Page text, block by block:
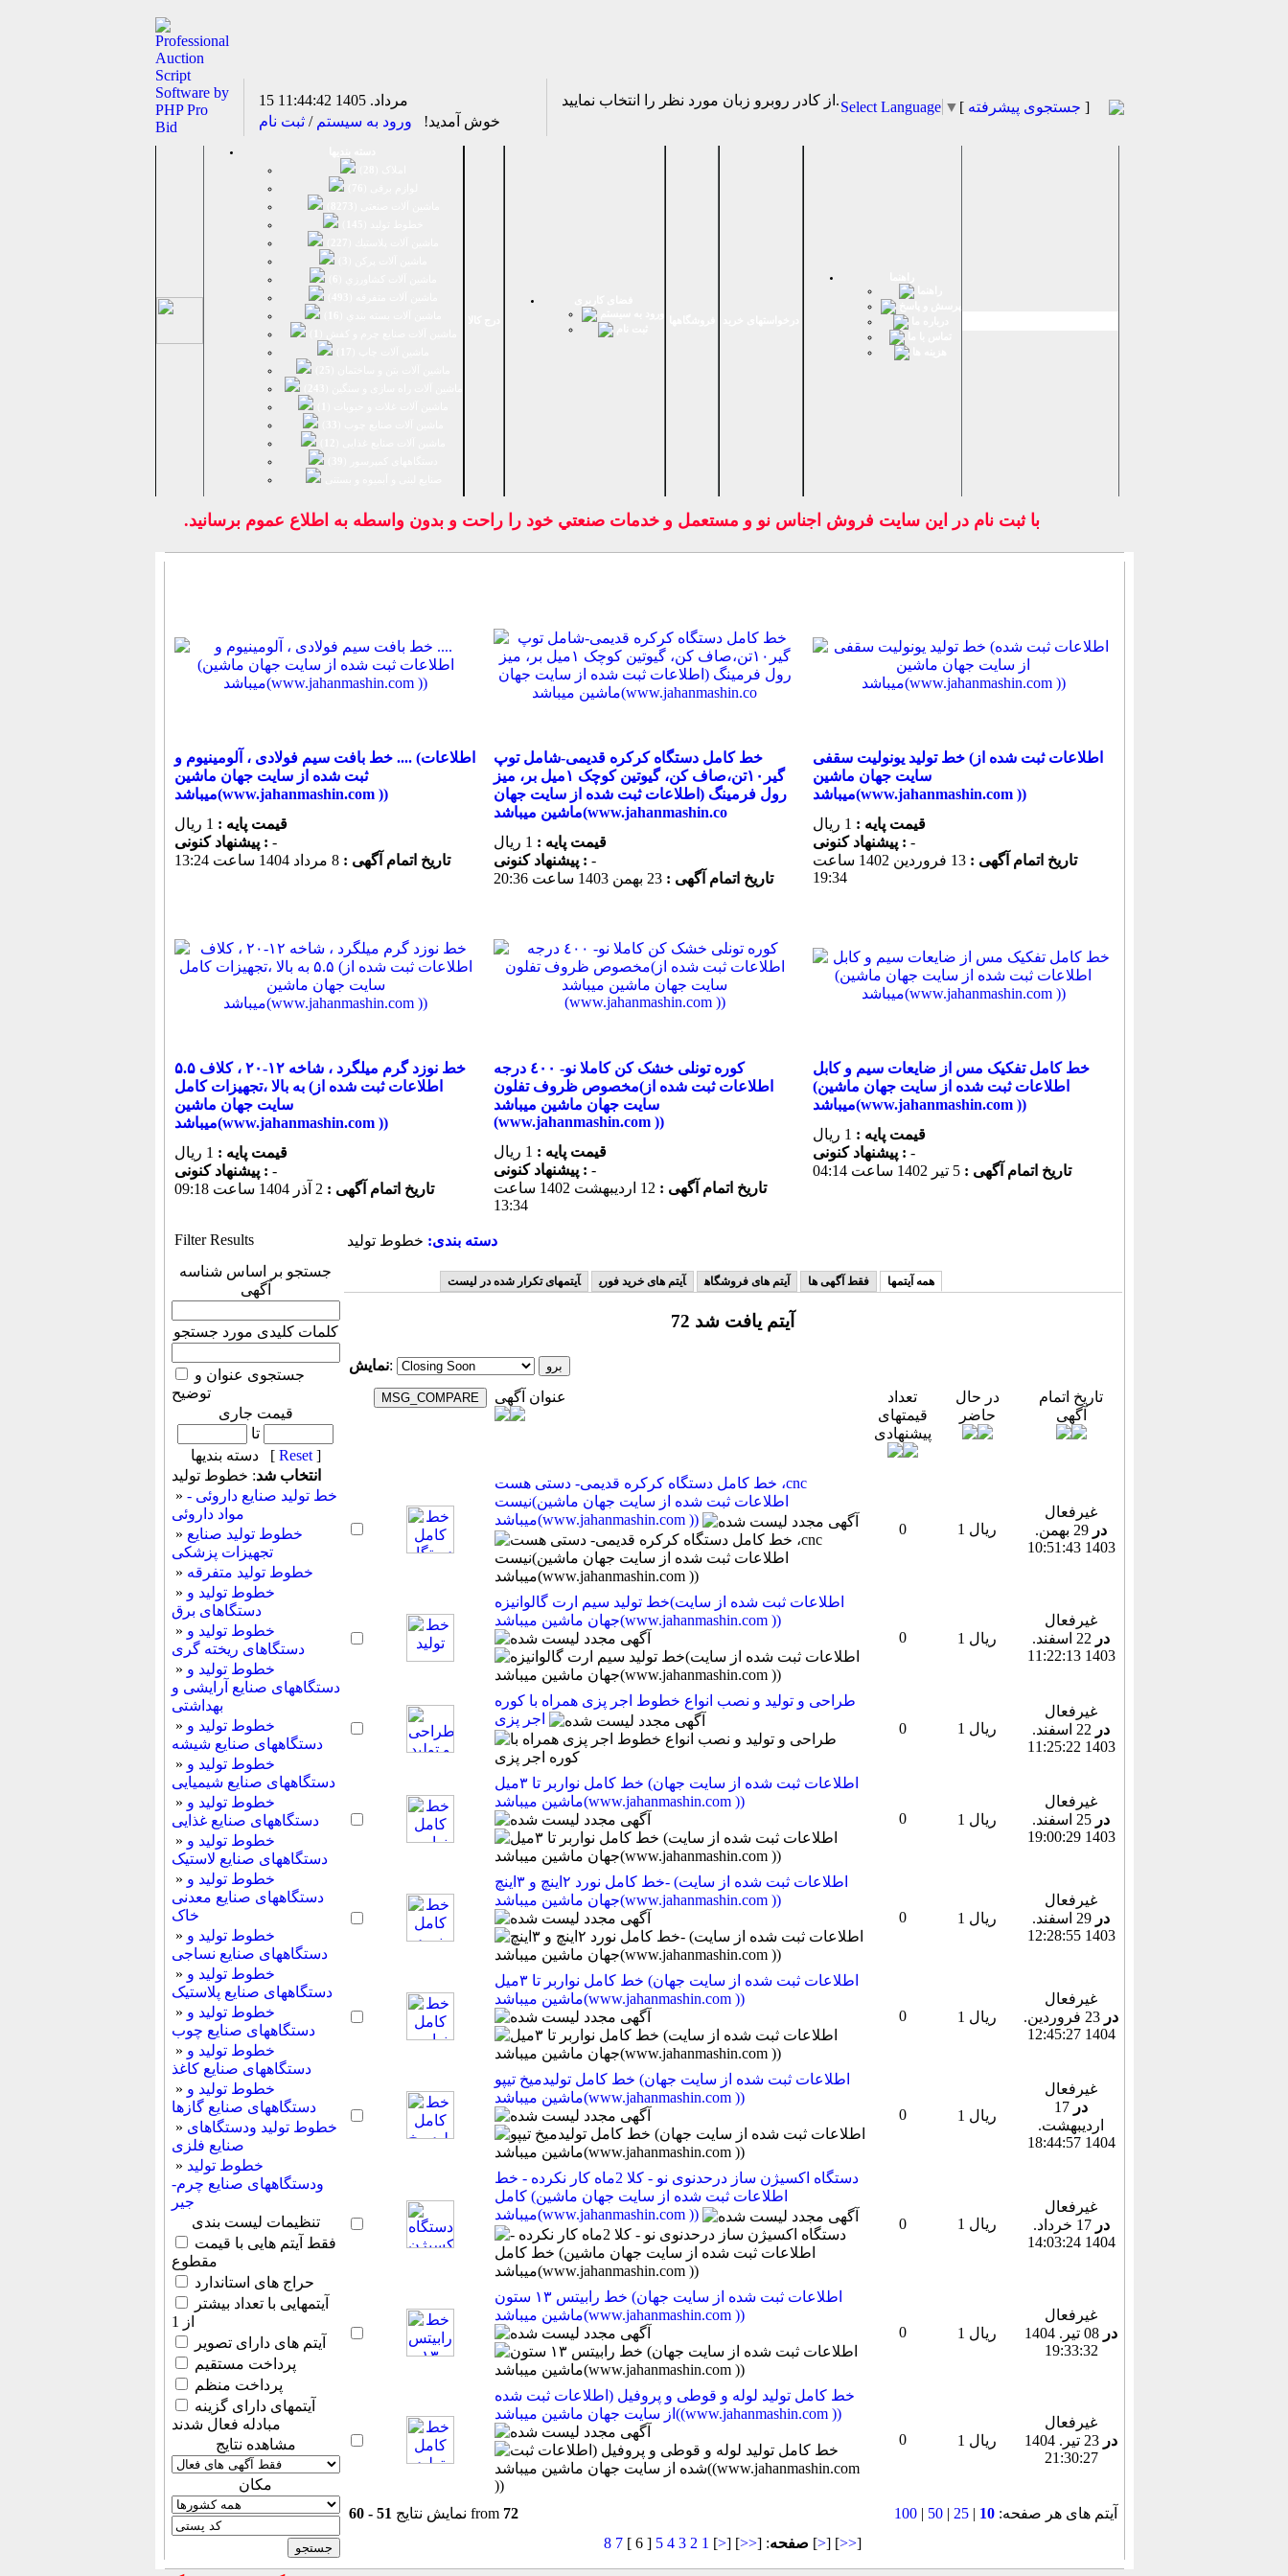
15 مرداد. 1405
11:44:42
خوش آمدید! ورود به سیستم /ثبت نام
از كادر روبرو زبان مورد نظر را انتخاب نماييد.Select Language ▼ [ جستجوی پیشرفته ]
با ثبت نام در اين سايت فروش اجناس نو و مستعمل و خدمات صنعتي خود را راحت و بدون واسطه به اطلاع عموم برسانيد.
خط بافت سیم فولادی ، آلومینیوم و .... (اطلاعات
ثبت شده از سایت جهان ماشین
میباشد(www.jahanmashin.com ))
قیمت پایه :
پیشنهاد كنونی : -
تاریخ اتمام آگهی : 8 مرداد 1404 ساعت 13:24
خط کامل دستگاه کرکره قدیمی-شامل توپ
گیر۱۰تن،صاف کن، گیوتین کوچک ۱میل بر، میز
رول فرمینگ (اطلاعات ثبت شده از سایت جهان
ماشین میباشد(www.jahanmashin.co
قیمت پایه :
پیشنهاد كنونی : -
تاریخ اتمام آگهی : 23 بهمن 1403 ساعت 20:36
خط تولید یونولیت سقفی (اطلاعات ثبت شده از
سایت جهان ماشین
میباشد(www.jahanmashin.com ))
قیمت پایه :
پیشنهاد كنونی : -
تاریخ اتمام آگهی :
13 فروردين 1402 ساعت
19:34
خط نوزد گرم میلگرد ، شاخه ۱۲-۲۰ ، کلاف ۵.۵
به بالا ،تجهیزات کامل (اطلاعات ثبت شده از
سایت جهان ماشین
میباشد(www.jahanmashin.com ))
قیمت پایه :
پیشنهاد كنونی : -
تاریخ اتمام آگهی :
كوره تونلى خشک کن کاملا نو- ٤٠٠ درجه
مخصوص ظروف تفلون(اطلاعات ثبت شده از
سایت جهان ماشین میباشد
(www.jahanmashin.com ))
قیمت پایه :
پیشنهاد كنونی : -
تاریخ اتمام آگهی :
12 ارديبهشت 1402 ساعت
13:34
خط کامل تفکیک مس از ضایعات سیم و کابل
(اطلاعات ثبت شده از سایت جهان ماشین
میباشد(www.jahanmashin.com ))
قیمت پایه :
پیشنهاد كنونی : -
تاریخ اتمام آگهی : 5 تير 1402 ساعت 04:14
Filter Results
جستجو بر اساس شناسه
آگهی
کلمات کلیدی مورد جستجو
توضیح
قیمت جاری
دسته بندیها [ Reset]
انتخاب شد: خطوط تولید
» خط تولید صنایع داروئی -
مواد داروئی
» خطوط تولید صنایع
تجهیزات پزشکی
» خطوط تولید متفرقه
» خطوط تولید و
دستگاهای برق
» خطوط تولید و
دستگاهای ریخته گری
» خطوط تولید و
دستگاههای صنایع آرایشی و
بهداشتی
» خطوط تولید و
دستگاههای صنایع شیشه
» خطوط تولید و
دستگاههای صنایع شیمیایی
» خطوط تولید و
دستگاههای صنایع غذایی
» خطوط تولید و
دستگاههای صنایع لاستیک
» خطوط تولید و
دستگاههای صنایع معدنی
خاک
» خطوط تولید و
دستگاههای صنایع نساجی
» خطوط تولید و
دستگاههای صنایع پلاستیک
» خطوط تولید و
دستگاههای صنایع چوب
» خطوط تولید و
دستگاههای صنایع کاغذ
» خطوط تولید و
دستگاههای صنایع گازها
» خطوط تولید ودستگاهای
صنایع فلزی
» خطوط تولید
ودستگاههای صنایع چرم-
جیر
تنظیمات لیست بندی
مقطوع
حراج های استاندارد
از 1
آیتم های دارای تصویر
پرداخت مستقیم
پرداخت منظم
مبادله فعال شدند
مشاهده نتایج
مكان
دسته بندی: خطوط تولید
همه آیتمها فقط آگهی ها آیتم های فروشگاه آیتم های خرید فوری آیتمهای تکرار شده در لیست
72 آیتم یافت شد
نمایش:
عنوان آگهی
تعداد
قیمتهای
پیشنهادی
در حال
حاضر
تاریخ اتمام
آگهی
خط کامل دستگاه کرکره قدیمی- دستی هست ،cnc
نیست(اطلاعات ثبت شده از سایت جهان ماشین
میباشد(www.jahanmashin.com ))
0 1 ریال
غیرفعال
در
29 بهمن.
1403 10:51:43
خط تولید سیم ارت گالوانیزه(اطلاعات ثبت شده از سایت
جهان ماشین میباشد(www.jahanmashin.com ))
0
1 ریال
غیرفعال
در
22 اسفند.
1403 11:22:13
طراحی و تولید و نصب انواع خطوط اجر پزی همراه با کوره
اجر پزی
0 1 ریال
غیرفعال
در
22 اسفند.
1403 11:25:22
خط کامل نواربر تا ۳میل (اطلاعات ثبت شده از سایت جهان
ماشین میباشد(www.jahanmashin.com ))
0
1 ریال
غیرفعال
در
25 اسفند.
1403 19:00:29
خط کامل نورد ۲اینچ و ۳اینچ- (اطلاعات ثبت شده از سایت
جهان ماشین میباشد(www.jahanmashin.com ))
0
1 ریال
غیرفعال
در
29 اسفند.
1403 12:28:55
خط کامل نواربر تا ۳میل (اطلاعات ثبت شده از سایت جهان
ماشین میباشد(www.jahanmashin.com ))
0
1 ریال
غیرفعال
در
23 فروردين.
1404 12:45:27
خط کامل تولیدمیخ تیپو (اطلاعات ثبت شده از سایت جهان
ماشین میباشد(www.jahanmashin.com ))
0
1 ریال
غیرفعال
در 17
ارديبهشت.
1404 18:44:57
دستگاه اکسیژن ساز درحدنوی نو - کلا 2ماه کار نکرده - خط
کامل (اطلاعات ثبت شده از سایت جهان ماشین
میباشد(www.jahanmashin.com ))
0 1 ریال
غیرفعال
در
17 خرداد.
1404 14:03:24
خط رابیتس ۱۳ ستون (اطلاعات ثبت شده از سایت جهان
ماشین میباشد(www.jahanmashin.com ))
0
1 ریال
غیرفعال
در
08 تير. 1404
19:33:32
خط کامل تولید لوله و قوطی و پروفیل (اطلاعات ثبت شده
از سایت جهان ماشین میباشد((www.jahanmashin.com ))
0
1 ریال
غیرفعال
در
23 تير. 1404
21:30:27
نمایش نتایج51 - 60 from 72 آیتم های هر صفحه:10
|
25
|
50
|
100
صفحه: [
<<
] [
<
]
1
2
3
4
5
[ 6 ]
7
8 [>] [>>]